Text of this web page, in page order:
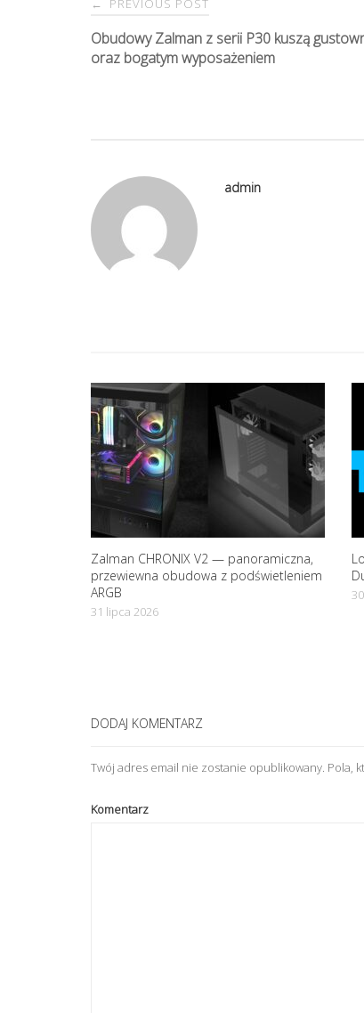
P
o
n
a
g
a
t
i
o
n
← PREVIOUS POST
Obudowy Zalman z serii P30 kuszą
oraz bogatym wyposażeniem
admin
Zalman CHRONIX V2 — panoramiczna,
przewiewna obudowa z podświetleniem
ARGB
31 lipca 2026
DODAJ KOMENTARZ
Twój adres email nie zostanie opublikowany. Pola,
Komentarz